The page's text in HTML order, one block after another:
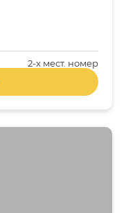
2-x мест. номер